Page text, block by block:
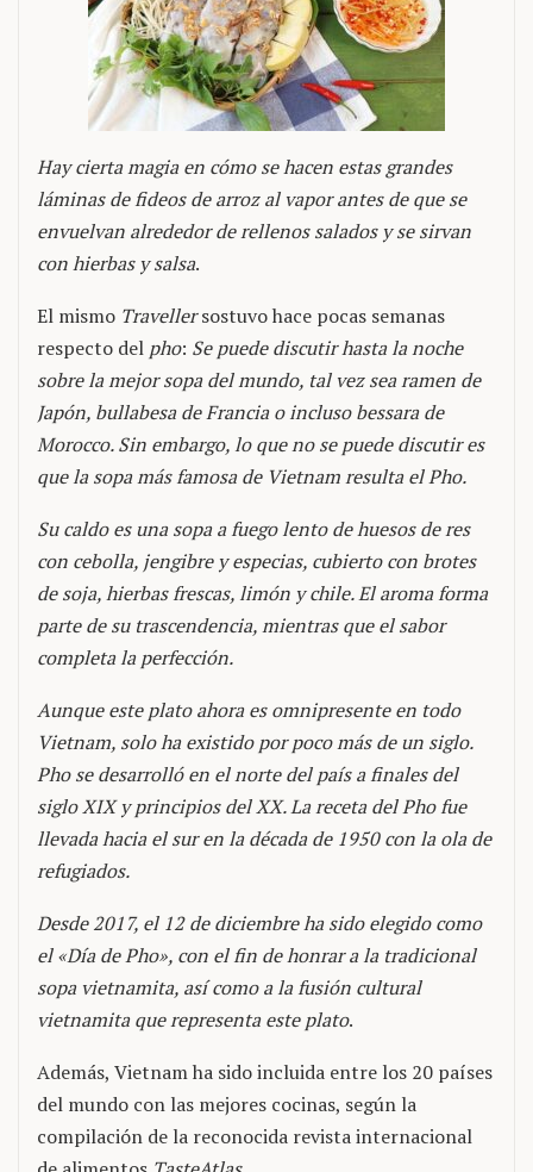
Hay cierta magia en cómo se hacen estas grandes
láminas de fideos de arroz al vapor antes de que se
envuelvan alrededor de rellenos salados y se sirvan
con hierbas y salsa.
El mismo Travellersostuvo hace pocas semanas
respecto del pho: Se puede discutir hasta la noche
sobre la mejor sopa del mundo, tal vez sea ramen de
Japón, bullabesa de Francia o incluso bessara de
Morocco. Sin embargo, lo que no se puede discutir es
que la sopa más famosa de Vietnam resulta el Pho.
Su caldo es una sopa a fuego lento de huesos de res
con cebolla, jengibre y especias, cubierto con brotes
de soja, hierbas frescas, limón y chile. El aroma forma
parte de su trascendencia, mientras que el sabor
completa la perfección.
Aunque este plato ahora es omnipresente en todo
Vietnam, solo ha existido por poco más de un siglo.
Pho se desarrolló en el norte del país a finales del
siglo XIX y principios del XX. La receta del Pho fue
llevada hacia el sur en la década de 1950 con la ola de
refugiados.
Desde 2017, el 12 de diciembre ha sido elegido como
el «Día de Pho», con el fin de honrar a la tradicional
sopa vietnamita, así como a la fusión cultural
vietnamita que representa este plato.
Además, Vietnam ha sido incluida entre los 20 países
del mundo con las mejores cocinas, según la
compilación de la reconocida revista internacional